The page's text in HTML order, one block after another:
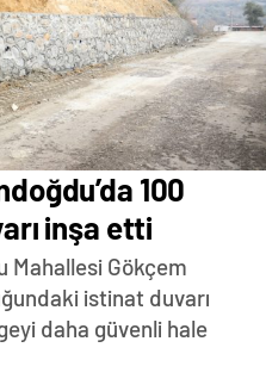
100
inşa etti
Mahallesi Gökçem
istinat duvarı
daha güvenli hale